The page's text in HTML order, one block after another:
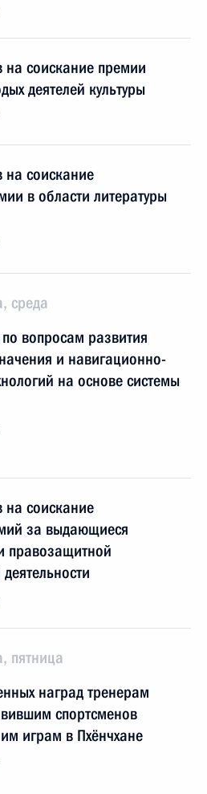
соискание премии
деятелей культуры
на соискание
в области литературы
среда
вопросам развития
и навигационно-
на основе системы
на соискание
за выдающиеся
правозащитной
пятница
наград тренерам
спортсменов
играм в Пхёнчхане